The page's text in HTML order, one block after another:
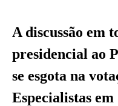
A discussão em
presidencial ao
se esgota na
Especialistas